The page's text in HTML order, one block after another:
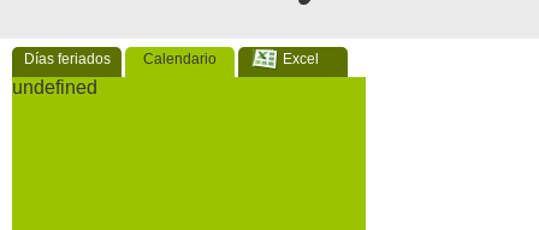
Días feriados Calendario Excel
undefined